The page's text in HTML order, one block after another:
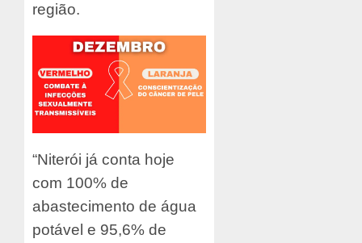
região.
“Niterói já conta hoje
com 100% de
abastecimento de água
potável e 95,6% de